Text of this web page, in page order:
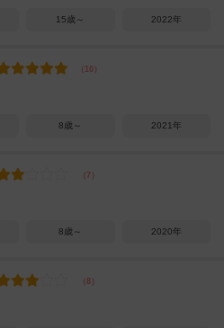
15歳～ 2022年
8歳～ 2021年
8歳～ 2020年